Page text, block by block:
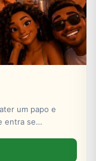
um papo e
entra se